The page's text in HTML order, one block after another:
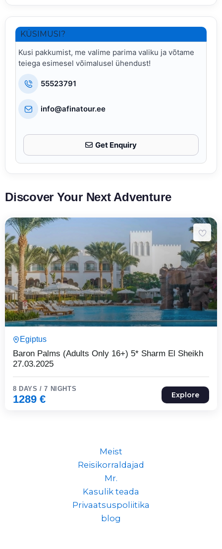
KÜSIMUSI?
Kusi pakkumist, me valime parima valiku ja võtame
teiega esimesel võimalusel ühendust!
55523791
info@afinatour.ee
Get Enquiry
Discover Your Next Adventure
Egiptus
Baron Palms (Adults Only 16+) 5* Sharm El Sheikh
27.03.2025
8 DAYS / 7 NIGHTS
1289 € Explore
Meist
Reisikorraldajad
Mr.
Kasulik teada
Privaatsuspoliitika
blog